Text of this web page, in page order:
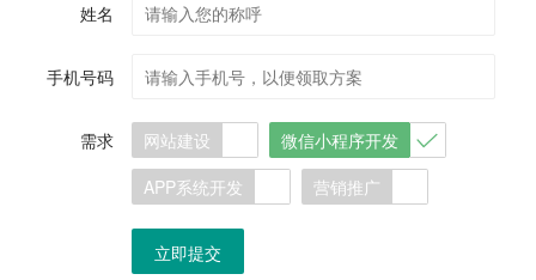
姓名
手机号码
需求 网站建设
微信小程序开发
APP系统开发
营销推广
立即提交